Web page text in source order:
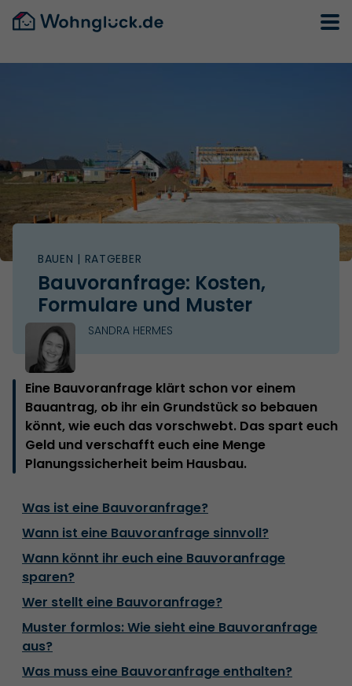
BAUEN | RATGEBER
Bauvoranfrage: Kosten,
Formulare und Muster
SANDRA HERMES
Eine Bauvoranfrage klärt schon vor einem
Bauantrag, ob ihr ein Grundstück so bebauen
könnt, wie euch das vorschwebt. Das spart euch
Geld und verschafft euch eine Menge
Planungssicherheit beim Hausbau.
Was ist eine Bauvoranfrage?
Wann ist eine Bauvoranfrage sinnvoll?
Wann könnt ihr euch eine Bauvoranfrage
sparen?
Wer stellt eine Bauvoranfrage?
Muster formlos: Wie sieht eine Bauvoranfrage
aus?
Was muss eine Bauvoranfrage enthalten?